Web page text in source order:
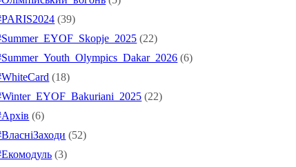
(39)
(22)
(6)
(18)
(22)
(6)
(52)
(3)